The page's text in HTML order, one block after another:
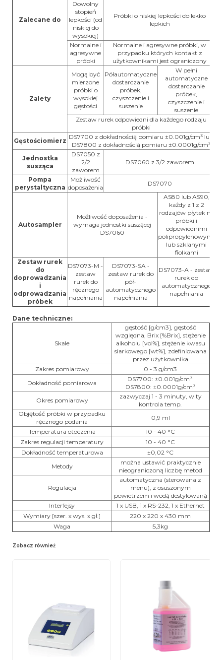
Zalecane do
Dowolny
stopień
lepkości (od
niskiej do
wysokiej)
Próbki o niskiej lepkości do lekko
lepkich
Normalne i
agresywne
próbki
Normalne i agresywne próbki, w
przypadku których kontakt z
użytkownikami jest ograniczony
Zalety
Mogą być
mierzone
próbki o
wysokiej
gęstości
Półautomatyczne
dostarczanie
próbek,
czyszczenie i
suszenie
W pełni
automatyczne
dostarczanie
próbek,
czyszczenie i
suszenie
Zestaw rurek odpowiedni dla każdego rodzaju
próbki
Gęstościomierz
DS7700 z dokładnością pomiaru ±0.001g/cm³ lub
DS7800 z dokładnością pomiaru ±0.0001g/cm³
Jednostka
susząca
DS7050 z
2/2
zaworem
DS7060 z 3/2 zaworem
Pompa
perystaltyczna
Możliwość
doposażenia
DS7070
Autosampler
Możliwość doposażenia -
wymaga jednostki suszącej
DS7060
AS80 lub AS90,
każdy z 1 z 2
rodzajów płytek na
próbki i
odpowiednimi
polipropylenowymi
lub szklanymi
fiolkami
Zestaw rurek
do
doprowadzania
i
odprowadzania
próbek
DS7073-M -
zestaw
rurek do
ręcznego
napełniania
DS7073-SA -
zestaw rurek do
pół-
automatycznego
napełniania
DS7073-A - zestaw
rurek do
automatycznego
napełniania
Dane techniczne:
Skale
gęstość [g/cm3], gęstość
względna, Brix [%Brix], stężenie
alkoholu [vol%], stężenie kwasu
siarkowego [wt%], zdefiniowana
przez użytkownika
Zakres pomiarowy
0 - 3 g/cm3
Dokładność pomiarowa
DS7700: ±0.001g/cm³
DS7800: ±0.0001g/cm³
Okres pomiarowy
zazwyczaj 1 - 3 minuty, w ty
kontrola temp.
Objętość próbki w przypadku
ręcznego podania
0,9 ml
Temperatura otoczenia
10 - 40 °C
Zakres regulacji temperatury
10 - 40 °C
Dokładność temperaturowa
±0,02 °C
Metody
można ustawić praktycznie
nieograniczoną liczbę metod
Regulacja
automatyczna (sterowana z
menu), z osuszonym
powietrzem i wodą destylowaną
Interfejsy
1 x USB, 1 x RS-232, 1 x Ethernet
Wymiary [szer. x wys. x gł.]
220 x 220 x 430 mm
Waga
5,3kg
Zobacz również